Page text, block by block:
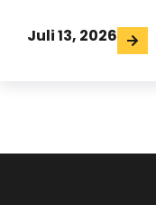
Juli 13, 2026